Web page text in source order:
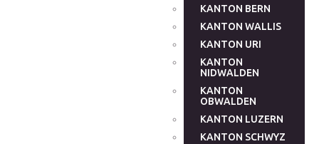
KANTON BERN
KANTON WALLIS
KANTON URI
KANTON
NIDWALDEN
KANTON
OBWALDEN
KANTON LUZERN
KANTON SCHWYZ